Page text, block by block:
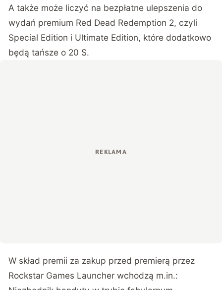
A także może liczyć na bezpłatne ulepszenia do
wydań premium Red Dead Redemption 2, czyli
Special Edition i Ultimate Edition, które dodatkowo
będą tańsze o 20 $.
W skład premii za zakup przed premierą przez
Rockstar Games Launcher wchodzą m.in.: